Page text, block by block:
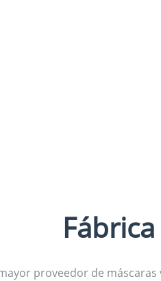
proveedor de